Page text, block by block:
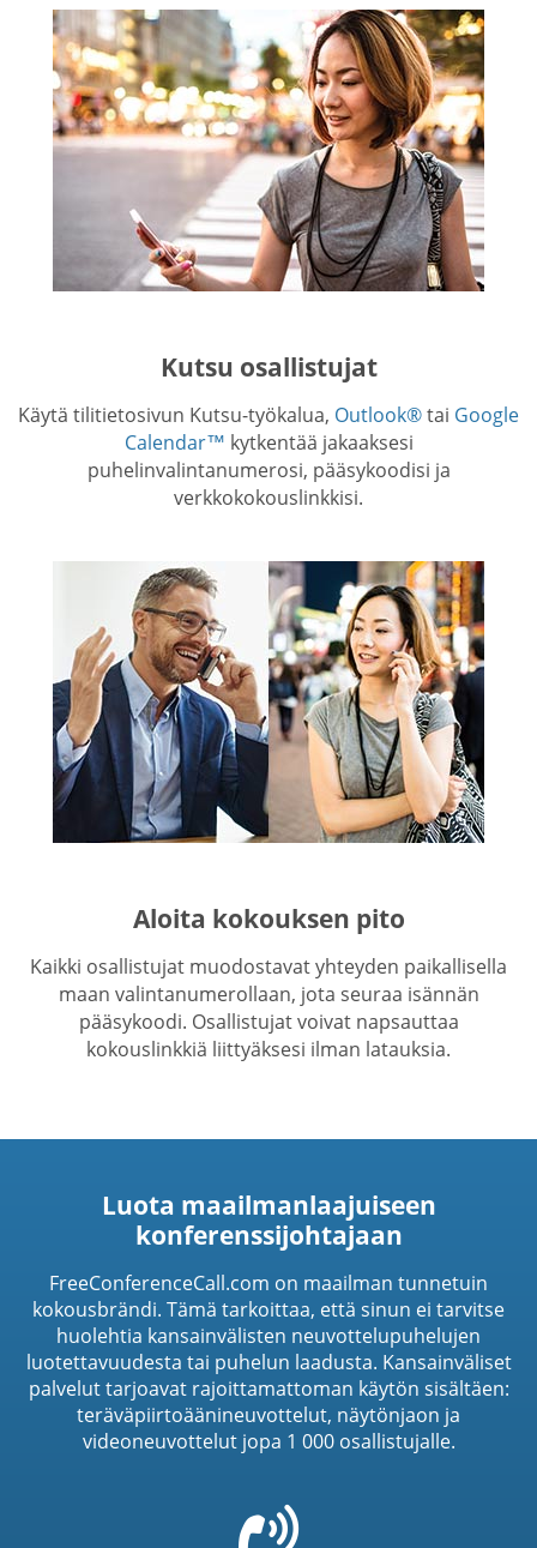
Kutsu osallistujat
Käytä tilitietosivun Kutsu-työkalua, Outlook®tai Google
Calendar™ kytkentää jakaaksesi
puhelinvalintanumerosi, pääsykoodisi ja
verkkokokouslinkkisi.
Aloita kokouksen pito
Kaikki osallistujat muodostavat yhteyden paikallisella
maan valintanumerollaan, jota seuraa isännän
pääsykoodi. Osallistujat voivat napsauttaa
kokouslinkkiä liittyäksesi ilman latauksia.
Luota maailmanlaajuiseen
konferenssijohtajaan
FreeConferenceCall.com on maailman tunnetuin
kokousbrändi. Tämä tarkoittaa, että sinun ei tarvitse
huolehtia kansainvälisten neuvottelupuhelujen
luotettavuudesta tai puhelun laadusta. Kansainväliset
palvelut tarjoavat rajoittamattoman käytön sisältäen:
teräväpiirtoäänineuvottelut, näytönjaon ja
videoneuvottelut jopa 1 000 osallistujalle.
t('common.phone_icon')